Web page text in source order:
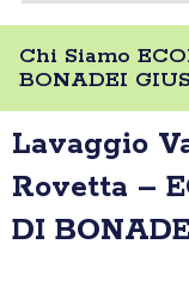
Chi Siamo
BONADEI
Lavaggio
Rovetta –
DI